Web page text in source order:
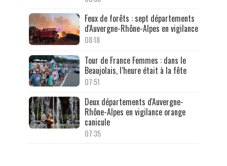
Feux de forêts : sept départements
d'Auvergne-Rhône-Alpes en vigilance
08:18
Tour de France Femmes : dans le
Beaujolais, l’heure était à la fête
07:51
Deux départements d'Auvergne-
Rhône-Alpes en vigilance orange
canicule
07:35